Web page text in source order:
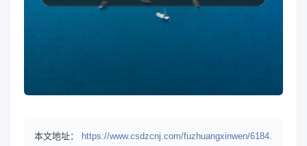
本文地址：
https://www.csdzcnj.com/fuzhuangxinwen/6184.